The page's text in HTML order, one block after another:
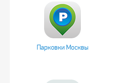
Парковки Москвы